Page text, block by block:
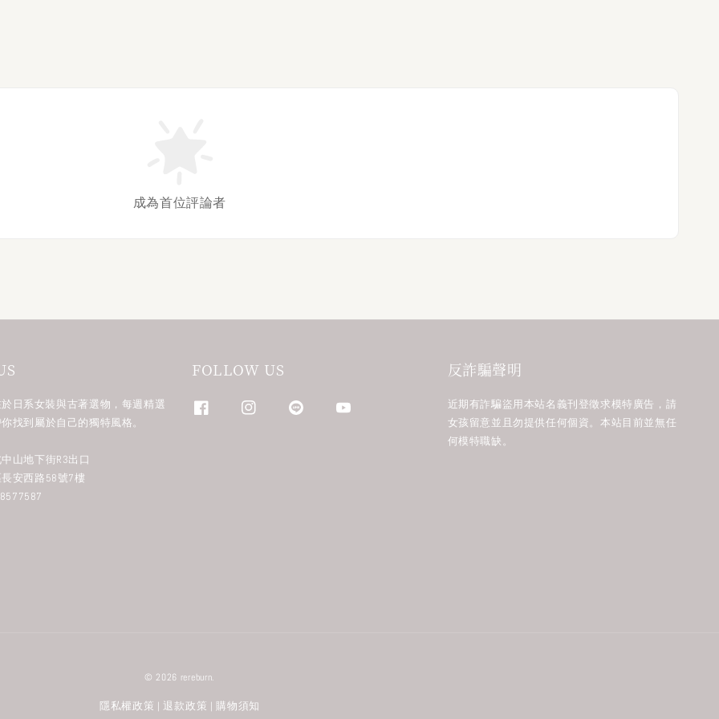
成為首位評論者
於日系女裝與古著選物，每週精選
找到屬於自己的獨特風格。
山地下街R3出口
安西路58號7樓
FOLLOW US 反詐騙聲明
近期有詐騙盜用本站名義刊登徵求模特廣告，請
女孩留意並且勿提供任何個資。本站目前並無任
何模特職缺。
© 2026 rereburn.
隱私權政策 | 退款政策 | 購物須知